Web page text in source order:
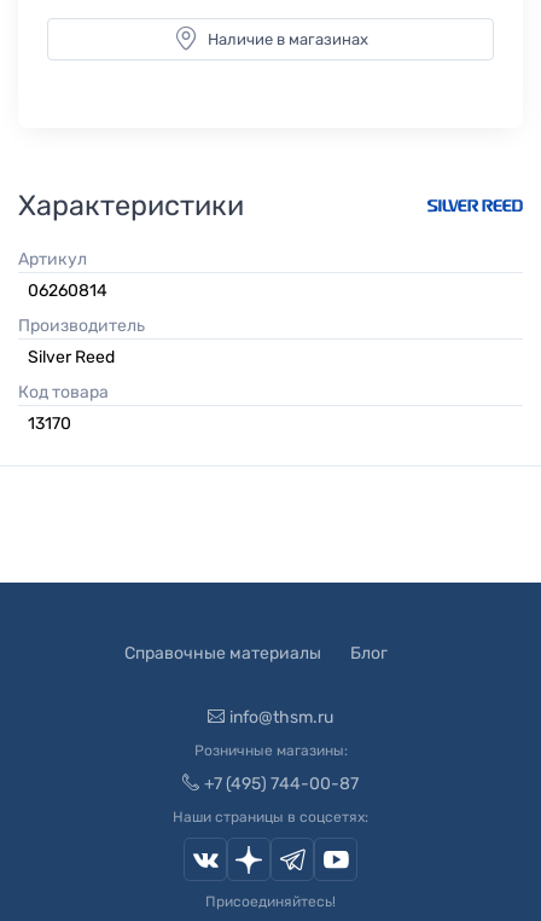
Наличие в магазинах
Характеристики
Артикул
06260814
Производитель
Silver Reed
Код товара
13170
Справочные материалы Блог
info@thsm.ru
Розничные магазины:
+7 (495) 744-00-87
Наши страницы в соцсетях:
Присоединяйтесь!